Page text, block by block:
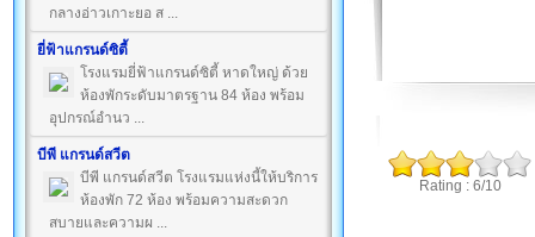
กลางอ่าวเกาะยอ ส ...
ยี่ฟ้าแกรนด์ซิตี้
โรงแรมยี่ฟ้าแกรนด์ซิตี้ หาดใหญ่ ด้วย
ห้องพักระดับมาตรฐาน 84 ห้อง พร้อม
อุปกรณ์อำนว ...
บีพี แกรนด์สวีต
บีพี แกรนด์สวีต โรงแรมแห่งนี้ให้บริการ
ห้องพัก 72 ห้อง พร้อมความสะดวก
สบายและความผ ...
Rating : 6/10